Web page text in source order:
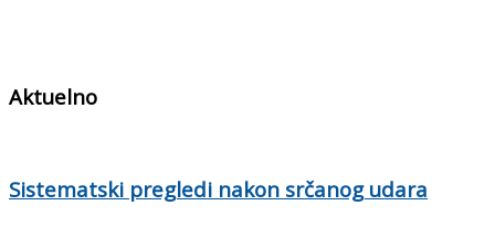
Aktuelno
Sistematski pregledi nakon srčanog udara